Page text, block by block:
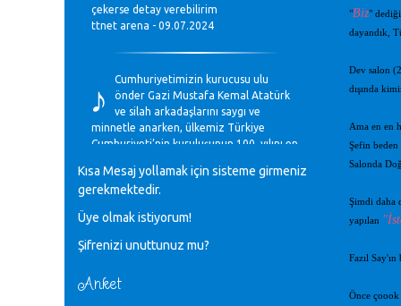
çekerse detay verebilirim
ttnet arena - 09.07.2024
♪
Cumhuriyetimizin kurucusu ulu
önder Gazi Mustafa Kemal Atatürk
ve silah arkadaşlarını saygı ve
minnetle anarken, ülkemiz Türkiye
Cumhuriyeti’nin kuruluşunun 100. yılını en
Mavi Nota - 28.10.2023
♪
Müzik Bölümlerinin Eğitim
Gülşah Sargın Kaptaş - 28.10.2023
Kısa Mesaj yollamak için sisteme girmeniz
gerekmektedir.
Üye olmak istiyorum!
Şifrenizi unuttunuz mu?
Anket
"Biz"
dayandık,
Dev salon
dışında
Ama en en
Şefin beden
Salonda
Şimdi daha
yapılan
Fazıl
Önce